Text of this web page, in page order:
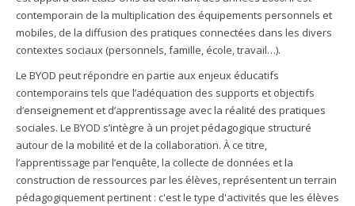
contemporain de la multiplication des équipements personnels et
mobiles, de la diffusion des pratiques connectées dans les divers
contextes sociaux (personnels, famille, école, travail…).
Le BYOD peut répondre en partie aux enjeux éducatifs
contemporains tels que l’adéquation des supports et objectifs
d’enseignement et d’apprentissage avec la réalité des pratiques
sociales. Le BYOD s’intègre à un projet pédagogique structuré
autour de la mobilité et de la collaboration. À ce titre,
l’apprentissage par l’enquête, la collecte de données et la
construction de ressources par les élèves, représentent un terrain
pédagogiquement pertinent : c'est le type d'activités que les élèves